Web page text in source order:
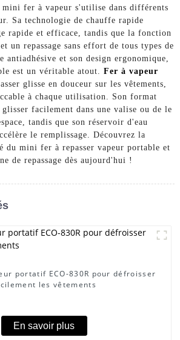
fer à vapeur s'utilise dans différents
Sa technologie de chauffe rapide
rapide et efficace, tandis que la fonction
un repassage sans effort de tous types de
antiadhésive et son design ergonomique,
est un véritable atout. Fer à vapeur
glisse en douceur sur les vêtements,
à chaque utilisation. Son format
facilement dans une valise ou de le
tandis que son réservoir d'eau
le remplissage. Découvrez la
mini fer à repasser vapeur portable et
de repassage dès aujourd'hui !
portatif ECO-830R pour défroisser
les vêtements
En savoir plus